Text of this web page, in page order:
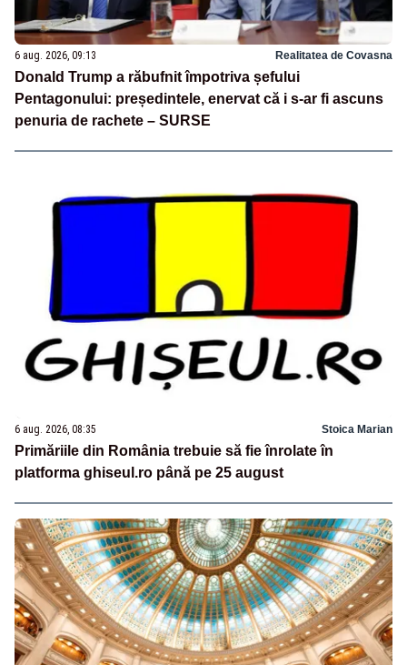
6 aug. 2026, 09:13 Realitatea de Covasna
Donald Trump a răbufnit împotriva șefului
Pentagonului: președintele, enervat că i s-ar fi ascuns
penuria de rachete – SURSE
6 aug. 2026, 08:35 Stoica Marian
Primăriile din România trebuie să fie înrolate în
platforma ghiseul.ro până pe 25 august